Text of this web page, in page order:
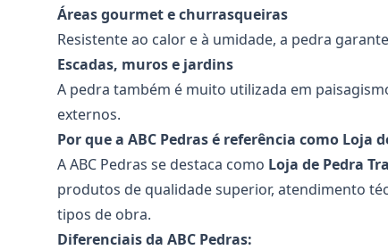
Áreas gourmet e churrasqueiras
Resistente ao calor e à umidade, a pedra
Escadas, muros e jardins
A pedra também é muito utilizada em
externos.
Por que a ABC Pedras é referência como Loja
A ABC Pedras se destaca como Loja de Pedra
produtos de qualidade superior, atendimento
tipos de obra.
Diferenciais da ABC Pedras: